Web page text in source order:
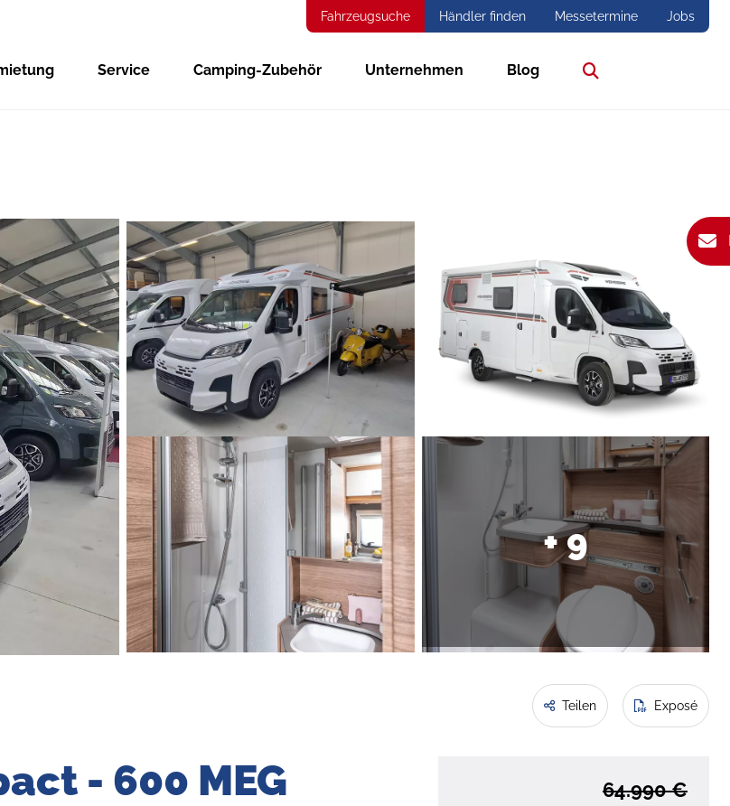
Fahrzeugsuche Händler finden Messetermine Jobs
Service Camping-Zubehör Unternehmen Blog
+ 9
Teilen Exposé
64.990 €
- 600 MEG